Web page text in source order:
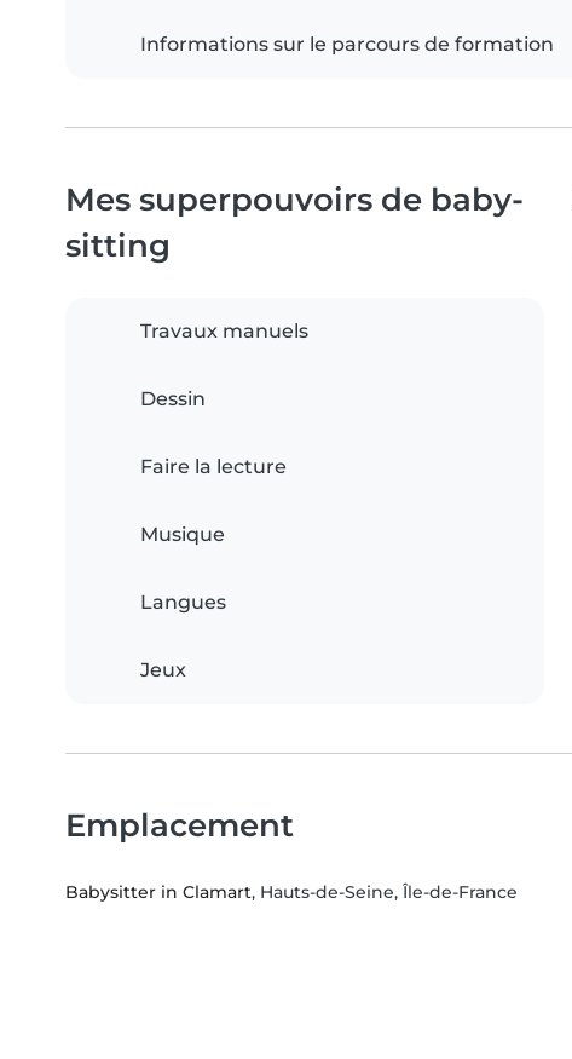
Informations sur le parcours de formation
Mes superpouvoirs de baby-
sitting
Travaux manuels
Dessin
Faire la lecture
Musique
Langues
Jeux
Emplacement
Babysitter in Clamart, Hauts-de-Seine, Île-de-France